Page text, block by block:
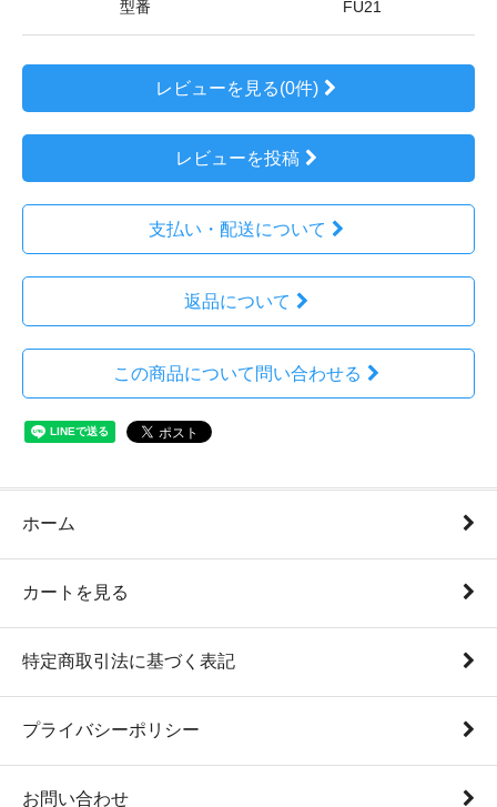
型番 FU21
レビューを見る(0件)
レビューを投稿
支払い・配送について
返品について
この商品について問い合わせる
ホーム
カートを見る
特定商取引法に基づく表記
プライバシーポリシー
お問い合わせ